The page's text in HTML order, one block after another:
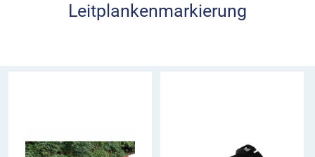
Leitplankenmarkierung